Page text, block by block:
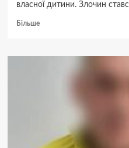
власної дитини. Злочин
БільшеДокладніше
стала
доньку